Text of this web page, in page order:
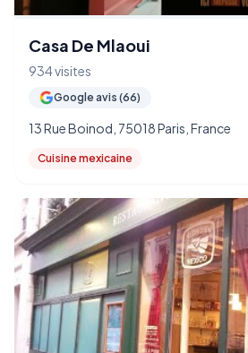
Casa De Mlaoui
934 visites
Google avis (66)
13 Rue Boinod, 75018 Paris, France
Cuisine mexicaine